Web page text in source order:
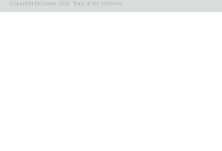
Copyright At(h)ome 2026. Tous droits réservés